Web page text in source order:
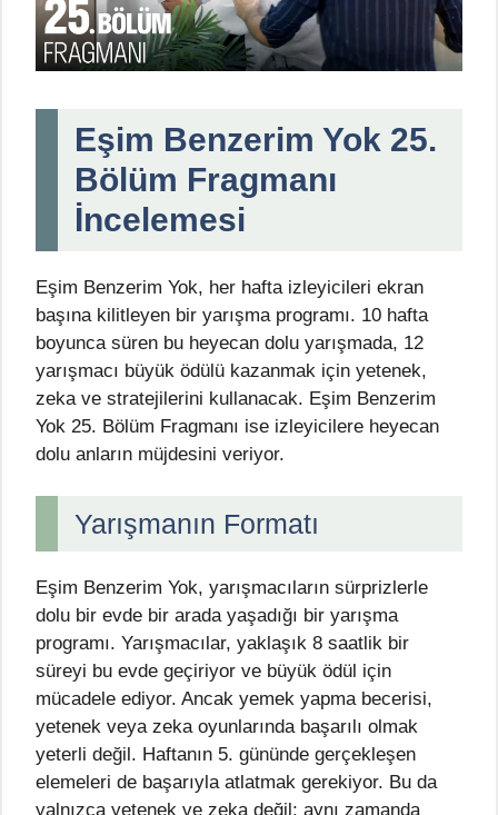
Eşim Benzerim Yok 25.
Bölüm Fragmanı
İncelemesi
Eşim Benzerim Yok, her hafta izleyicileri ekran
başına kilitleyen bir yarışma programı. 10 hafta
boyunca süren bu heyecan dolu yarışmada, 12
yarışmacı büyük ödülü kazanmak için yetenek,
zeka ve stratejilerini kullanacak. Eşim Benzerim
Yok 25. Bölüm Fragmanı ise izleyicilere heyecan
dolu anların müjdesini veriyor.
Yarışmanın Formatı
Eşim Benzerim Yok, yarışmacıların sürprizlerle
dolu bir evde bir arada yaşadığı bir yarışma
programı. Yarışmacılar, yaklaşık 8 saatlik bir
süreyi bu evde geçiriyor ve büyük ödül için
mücadele ediyor. Ancak yemek yapma becerisi,
yetenek veya zeka oyunlarında başarılı olmak
yeterli değil. Haftanın 5. gününde gerçekleşen
elemeleri de başarıyla atlatmak gerekiyor. Bu da
yalnızca yetenek ve zeka değil; aynı zamanda